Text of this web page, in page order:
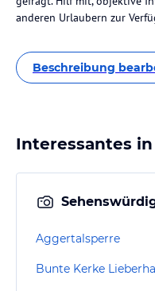
anderen Urlaubern zur
Beschreibung
Interessantes
Aggertalsperre
Bunte Kerke